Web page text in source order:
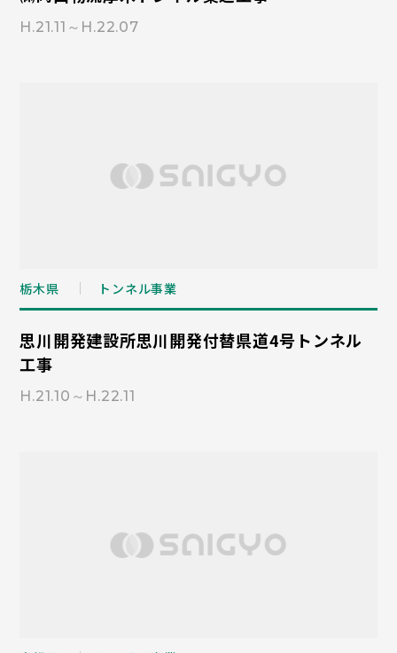
H.21.11～H.22.07
栃木県 トンネル事業
思川開発建設所思川開発付替県道4号トンネル
工事
H.21.10～H.22.11